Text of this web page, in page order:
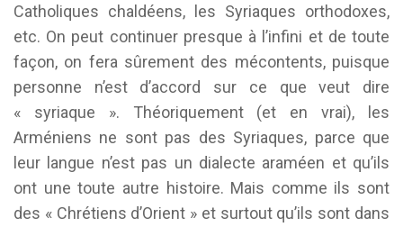
Catholiques chaldéens, les Syriaques orthodoxes,
etc. On peut continuer presque à l’infini et de toute
façon, on fera sûrement des mécontents, puisque
personne n’est d’accord sur ce que veut dire
« syriaque ». Théoriquement (et en vrai), les
Arméniens ne sont pas des Syriaques, parce que
leur langue n’est pas un dialecte araméen et qu’ils
ont une toute autre histoire. Mais comme ils sont
des « Chrétiens d’Orient » et surtout qu’ils sont dans